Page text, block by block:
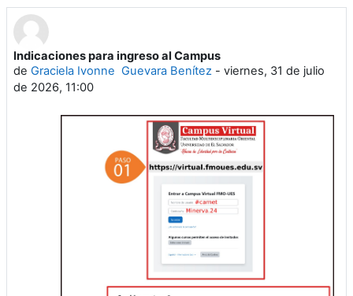
Indicaciones para ingreso al Campus
de Graciela Ivonne Guevara Benítez - viernes, 31 de julio
de 2026, 11:00